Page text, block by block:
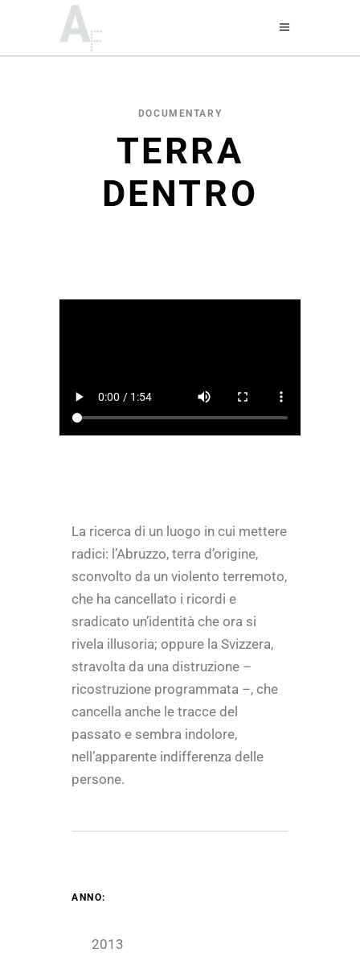
DOCUMENTARY
TERRA
DENTRO
La ricerca di un luogo in cui mettere
radici: l’Abruzzo, terra d’origine,
sconvolto da un violento terremoto,
che ha cancellato i ricordi e
sradicato un’identità che ora si
rivela illusoria; oppure la Svizzera,
stravolta da una distruzione –
ricostruzione programmata –, che
cancella anche le tracce del
passato e sembra indolore,
nell’apparente indifferenza delle
persone.
ANNO:
2013